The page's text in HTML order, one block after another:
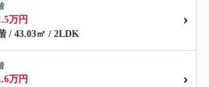
万円
/ 43.03㎡ / 2LDK
万円